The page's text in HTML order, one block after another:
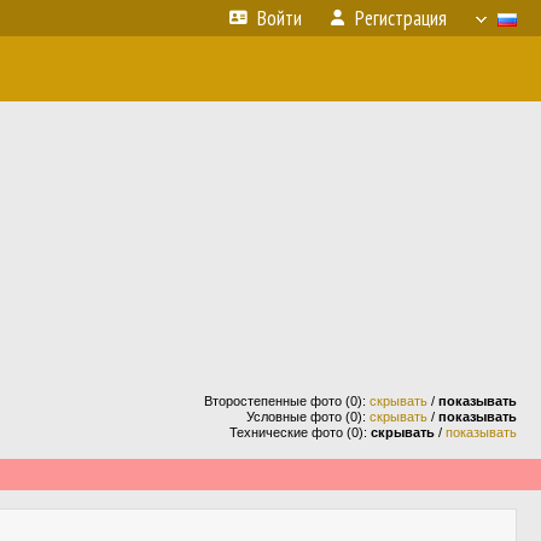
Войти Регистрация
Второстепенные фото (0): скрывать / показывать
Условные фото (0): скрывать / показывать
Технические фото (0): скрывать / показывать